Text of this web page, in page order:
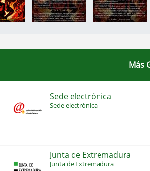
Más
Sede electrónica
Sede electrónica
Junta de Extremadura
Junta de Extremadura